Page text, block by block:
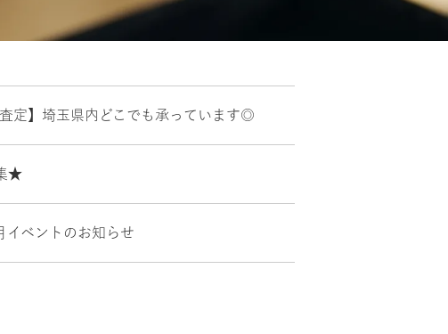
査定】埼玉県内どこでも承っています◎
★
イベントのお知らせ